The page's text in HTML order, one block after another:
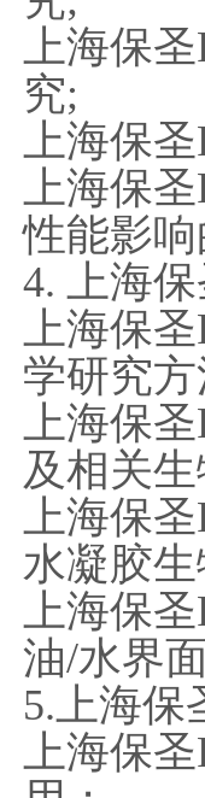
上海保
究;
上海保
上海保
性能影
4. 上海
上海保
学研究
上海保
及相关
上海保
水凝胶
上海保
油/水界
5.上海保
上海保